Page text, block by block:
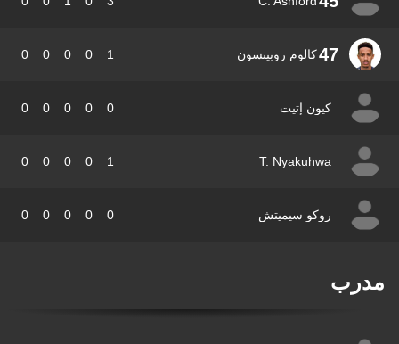
47 كالوم روبينسون 0
0
0
كيون إتيت 0
0
0
0
T. Nyakuhwa
0
0
0
روكو سيميتش 0
0
0
0